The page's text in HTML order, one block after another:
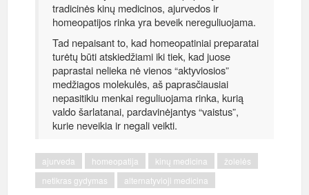
tradicinės kinų medicinos, ajurvedos ir
homeopatijos rinka yra beveik nereguliuojama.
Tad nepaisant to, kad homeopatiniai preparatai
turėtų būti atskiedžiami iki tiek, kad juose
paprastai nelieka nė vienos “aktyviosios”
medžiagos molekulės, aš paprasčiausiai
nepasitikiu menkai reguliuojama rinka, kurią
valdo šarlatanai, pardavinėjantys “vaistus”,
kurie neveikia ir negali veikti.
ajurveda homeopatija kinų medicina
žolelės
netikras gydymas
alternatyvioji medicina